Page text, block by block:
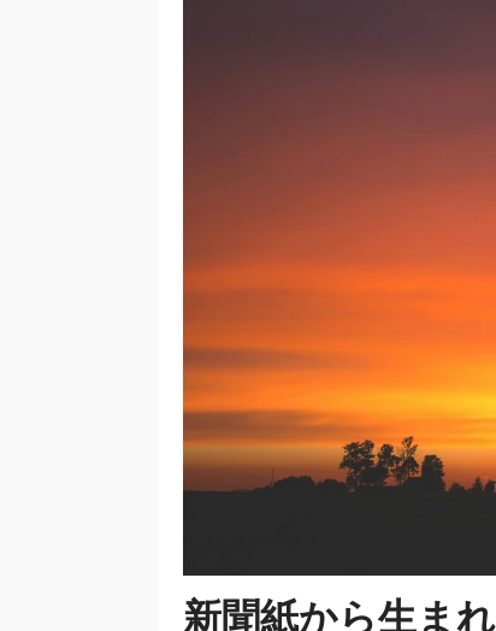
新聞紙から生ま